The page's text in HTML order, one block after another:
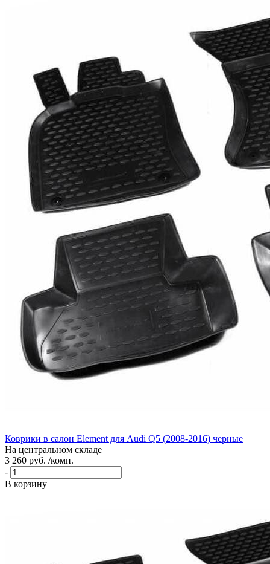
Коврики в салон Element для Audi Q5 (2008-2016) черные
На центральном складе
3 260 руб. /комп.
-
+
В корзину